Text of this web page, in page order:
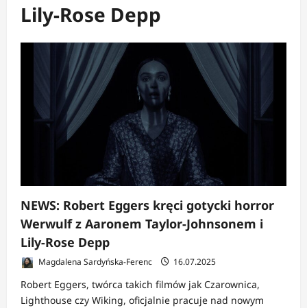
Lily-Rose Depp
NEWS: Robert Eggers kręci gotycki horror
Werwulf z Aaronem Taylor-Johnsonem i
Lily-Rose Depp
Magdalena Sardyńska-Ferenc 16.07.2025
Robert Eggers, twórca takich filmów jak Czarownica,
Lighthouse czy Wiking, oficjalnie pracuje nad nowym